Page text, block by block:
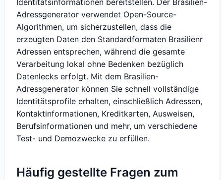
Identitätsinformationen bereitstellen. Der Brasilien-
Adressgenerator verwendet Open-Source-
Algorithmen, um sicherzustellen, dass die
erzeugten Daten den Standardformaten Brasilienr
Adressen entsprechen, während die gesamte
Verarbeitung lokal ohne Bedenken bezüglich
Datenlecks erfolgt. Mit dem Brasilien-
Adressgenerator können Sie schnell vollständige
Identitätsprofile erhalten, einschließlich Adressen,
Kontaktinformationen, Kreditkarten, Ausweisen,
Berufsinformationen und mehr, um verschiedene
Test- und Demozwecke zu erfüllen.
Häufig gestellte Fragen zum